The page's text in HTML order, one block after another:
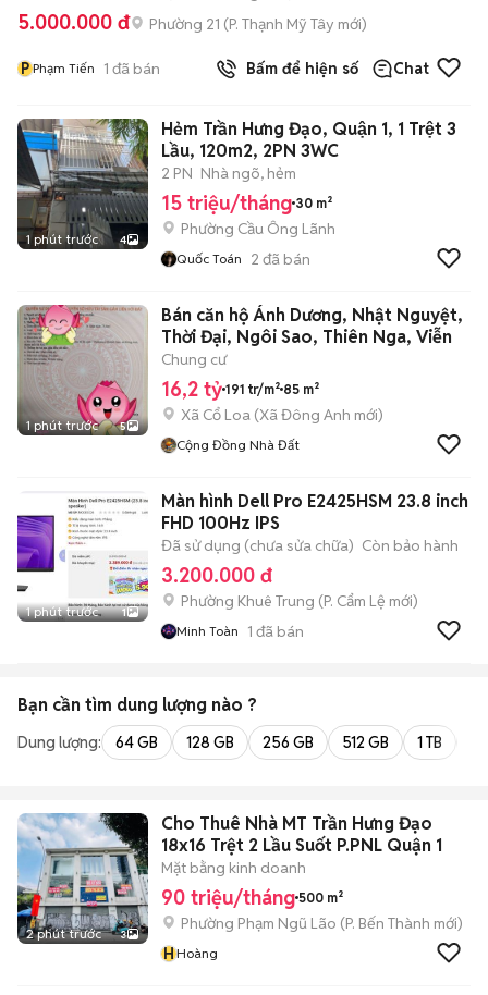
5.000.000 đ Phường 21 (P. Thạnh Mỹ Tây mới)
P Phạm Tiến 1 đã bán Bấm để hiện số Chat
1 phút trước 4
Hẻm Trần Hưng Đạo, Quận 1, 1 Trệt 3
Lầu, 120m2, 2PN 3WC
2 PN Nhà ngõ, hẻm
15 triệu/tháng 30 m²
Phường Cầu Ông Lãnh
Quốc Toán 2 đã bán
1 phút trước 5
Bán căn hộ Ánh Dương, Nhật Nguyệt,
Thời Đại, Ngôi Sao, Thiên Nga, Viễn
Chung cư
16,2 tỷ 191 tr/m² 85 m²
Xã Cổ Loa (Xã Đông Anh mới)
Cộng Đồng Nhà Đất
1 phút trước 1
Màn hình Dell Pro E2425HSM 23.8 inch
FHD 100Hz IPS
Đã sử dụng (chưa sửa chữa) Còn bảo hành
3.200.000 đ
Phường Khuê Trung (P. Cẩm Lệ mới)
Minh Toàn 1 đã bán
Bạn cần tìm dung lượng nào ?
Dung lượng: 64 GB 128 GB 256 GB 512 GB 1 TB
2 phút trước 3
Cho Thuê Nhà MT Trần Hưng Đạo
18x16 Trệt 2 Lầu Suốt P.PNL Quận 1
Mặt bằng kinh doanh
90 triệu/tháng 500 m²
Phường Phạm Ngũ Lão (P. Bến Thành mới)
HHoàng